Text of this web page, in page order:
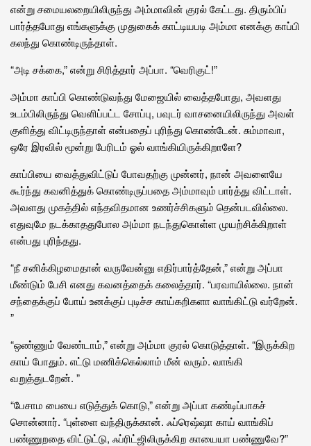
என்று சமையலறையிலிருந்து அம்மாவின் குரல் கேட்டது. திரும்பிப்
பார்த்தபோது எங்களுக்கு முதுகைக் காட்டியபடி அம்மா எனக்கு காப்பி
கலந்து கொண்டிருந்தாள்.
“அடி சக்கை,” என்று சிரித்தார் அப்பா. “வெரிகுட்!”
அம்மா காப்பி கொண்டுவந்து மேஜையில் வைத்தபோது, அவளது
உடம்பிலிருந்து வெளிப்பட்ட சோப்பு, பவுடர் வாசனையிலிருந்து அவள்
குளித்து விட்டிருந்தாள் என்பதைப் புரிந்து கொண்டேன். சும்மாவா,
ஒரே இரவில் மூன்று பேரிடம் ஓல் வாங்கியிருக்கிறாளே?
காப்பியை வைத்துவிட்டுப் போவதற்கு முன்னர், நான் அவளையே
கூர்ந்து கவனித்துக் கொண்டிருப்பதை அம்மாவும் பார்த்து விட்டாள்.
அவளது முகத்தில் எந்தவிதமான உணர்ச்சிகளும் தென்படவில்லை.
எதுவுமே நடக்காததுபோல அம்மா நடந்துகொள்ள முயற்சிக்கிறாள்
என்பது புரிந்தது.
“நீ சனிக்கிழமைதான் வருவேன்னு எதிர்பார்த்தேன்,” என்று அப்பா
மீண்டும் பேசி எனது கவனத்தைக் கலைத்தார். “பரவாயில்லை. நான்
சந்தைக்குப் போய் உனக்குப் புடிச்ச காய்கறிகளா வாங்கிட்டு வர்றேன்.
”
“ஒண்ணும் வேண்டாம்,” என்று அம்மா குரல் கொடுத்தாள். “இருக்கிற
காய் போதும். எட்டு மணிக்கெல்லாம் மீன் வரும். வாங்கி
வறுத்துடறேன். ”
“பேசாம பையை எடுத்துக் கொடு,” என்று அப்பா கண்டிப்பாகச்
சொன்னார். “புள்ளை வந்திருக்கான். ஃப்ரெஷ்ஷா காய் வாங்கிப்
பண்ணுறதை விட்டுட்டு, ஃப்ரிட்ஜிலிருக்கிற காயையா பண்ணுவே?”